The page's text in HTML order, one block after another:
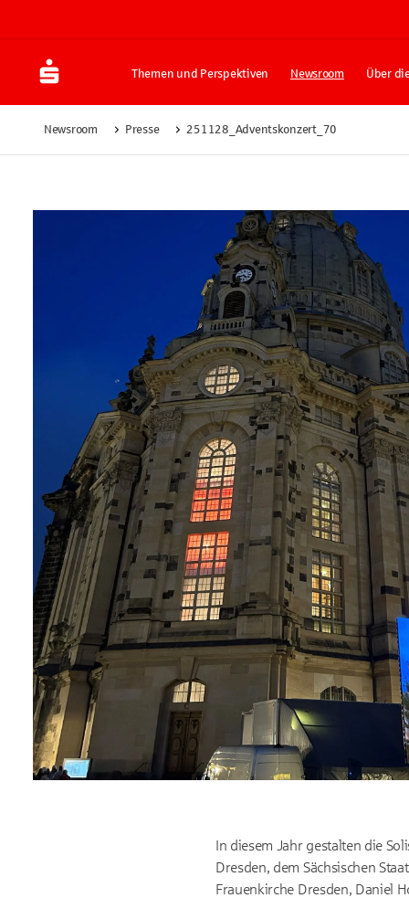
Themen und Perspektiven Newsroom Über
Newsroom Presse 251128_Adventskonzert_70
In diesem Jahr gestalten die
Dresden, dem Sächsischen
Frauenkirche Dresden, Daniel